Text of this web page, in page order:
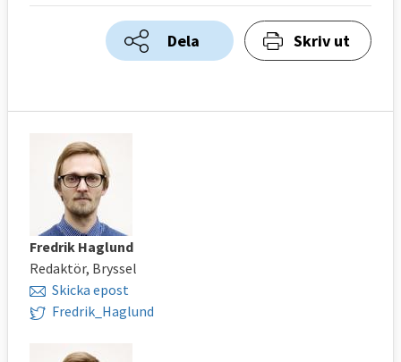
Dela Skriv ut
Fredrik Haglund
Redaktör, Bryssel
Skicka epost
Fredrik_Haglund